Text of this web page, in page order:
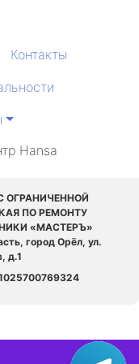
Контакты
Hansa
ОГРАНИЧЕННОЙ
ПО РЕМОНТУ
«МАСТЕРЪ»
город Орёл, ул.
д.1